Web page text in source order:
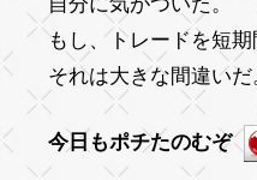
もし、トレードを短
それは大きな間違い
今日もポチたのむぞ